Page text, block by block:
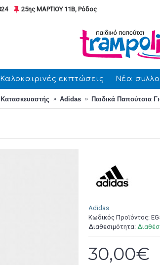
25ης ΜΑΡΤΙΟΥ 11Β, Ρόδος
Καλοκαιρινές εκπτώσεις Νέα
Κατασκευαστής Adidas Παιδικά Παπούτσια
Adidas
Κωδικός Προϊόντος:
Διαθεσιμότητα:
30,00€